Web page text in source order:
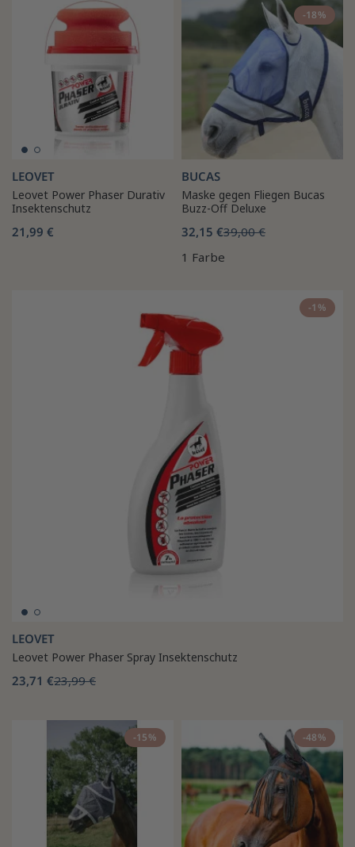
LEOVET
Leovet Power Phaser Durativ
Insektenschutz
21,99 €
-18%
BUCAS
Maske gegen Fliegen Bucas
Buzz-Off Deluxe
32,15 €39,00 €
1 Farbe
-1%
LEOVET
Leovet Power Phaser Spray Insektenschutz
23,71 €23,99 €
-15% -48%